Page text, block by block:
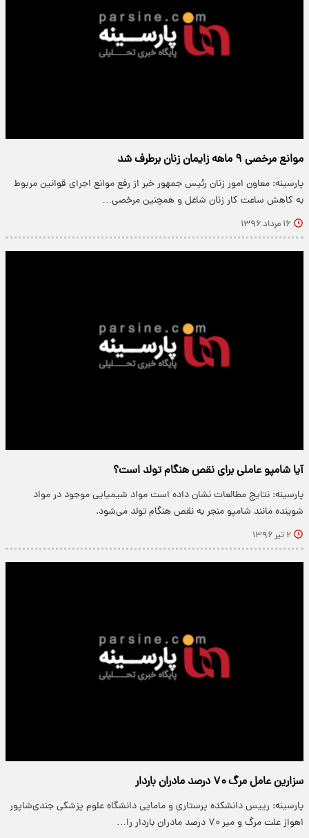
موانع مرخصی ۹ ماهه زایمان زنان برطرف شد
پارسینه: معاون امور زنان رئیس جمهور خبر از رفع موانع اجرای قوانین مربوط
به کاهش ساعت کار زنان شاغل و همچنین مرخصی…
۱۶ مرداد ۱۳۹۶
آیا شامپو عاملی برای نقص هنگام تولد است؟
پارسینه: نتایج مطالعات نشان داده است مواد شیمیایی موجود در مواد
شوینده مانند شامپو منجر به نقص هنگام تولد می‌شود.
۲ تیر ۱۳۹۶
سزارین عامل مرگ ۷۰ درصد مادران باردار
پارسینه: رییس دانشکده پرستاری و مامایی دانشگاه علوم پزشکی جندی‌شاپور
اهواز علت مرگ و میر ۷۰ درصد مادران باردار را…